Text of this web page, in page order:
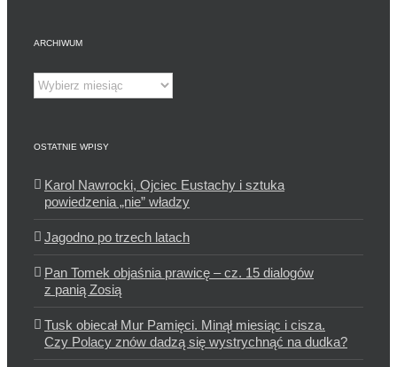
ARCHIWUM
Archiwum
OSTATNIE WPISY
Karol Nawrocki, Ojciec Eustachy i sztuka
powiedzenia „nie” władzy
Jagodno po trzech latach
Pan Tomek objaśnia prawicę – cz. 15 dialogów
z panią Zosią
Tusk obiecał Mur Pamięci. Minął miesiąc i cisza.
Czy Polacy znów dadzą się wystrychnąć na dudka?